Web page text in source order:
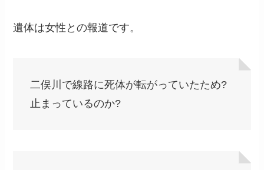
遺体は女性との報道です。
二俣川で線路に死体が転がっていたため?
止まっているのか?